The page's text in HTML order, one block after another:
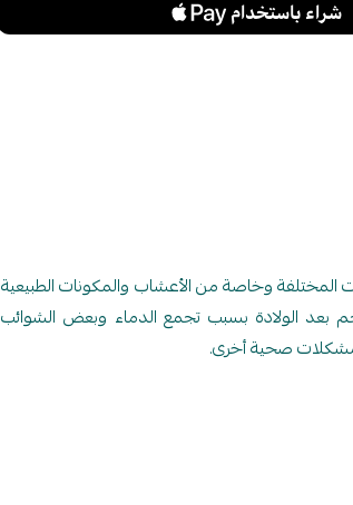
وخاصة من الأعشاب والمكونات الطبيعية
بعد الولادة بسبب تجمع الدماء وبعض الشوائب
صحية أخرى.